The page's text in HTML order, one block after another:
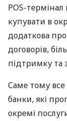
POS-
купувати в
додаткова
договорів,
підтримку та
Саме тому
банки, які
окремі